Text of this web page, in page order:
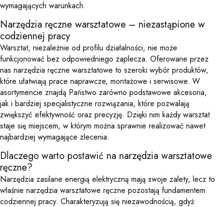
wymagających warunkach.
Narzędzia ręczne warsztatowe – niezastąpione w
codziennej pracy
Warsztat, niezależnie od profilu działalności, nie może
funkcjonować bez odpowiedniego zaplecza. Oferowane przez
nas narzędzia ręczne warsztatowe to szeroki wybór produktów,
które ułatwiają prace naprawcze, montażowe i serwisowe. W
asortymencie znajdą Państwo zarówno podstawowe akcesoria,
jak i bardziej specjalistyczne rozwiązania, które pozwalają
zwiększyć efektywność oraz precyzję. Dzięki nim każdy warsztat
staje się miejscem, w którym można sprawnie realizować nawet
najbardziej wymagające zlecenia.
Dlaczego warto postawić na narzędzia warsztatowe
ręczne?
Narzędzia zasilane energią elektryczną mają swoje zalety, lecz to
właśnie narzędzia warsztatowe ręczne pozostają fundamentem
codziennej pracy. Charakteryzują się niezawodnością, gdyż